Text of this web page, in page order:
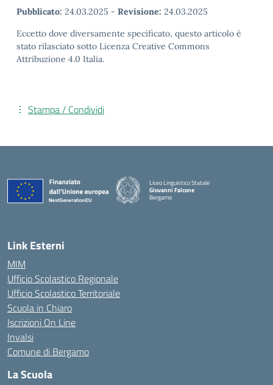
Pubblicato: 24.03.2025 - Revisione: 24.03.2025
Eccetto dove diversamente specificato, questo articolo è
stato rilasciato sotto Licenza Creative Commons
Attribuzione 4.0 Italia.
Stampa / Condividi
Liceo Linguistico Statale
Giovanni Falcone
Bergamo
— Visita la pagina iniziale della scuola
Link Esterni
MIM
Ufficio Scolastico Regionale
Ufficio Scolastico Territoriale
Scuola in Chiaro
Iscrizioni On Line
Invalsi
Comune di Bergamo
La Scuola